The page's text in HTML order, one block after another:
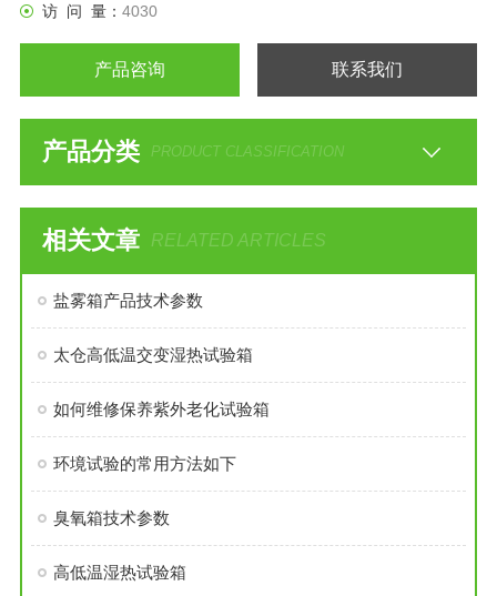
访 问 量： 4030
产品咨询 联系我们
产品分类 PRODUCT CLASSIFICATION
相关文章 RELATED ARTICLES
盐雾箱产品技术参数
太仓高低温交变湿热试验箱
如何维修保养紫外老化试验箱
环境试验的常用方法如下
臭氧箱技术参数
高低温湿热试验箱